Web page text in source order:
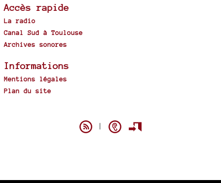
Accès rapide
La radio
Canal Sud à Toulouse
Archives sonores
Informations
Mentions légales
Plan du site
|